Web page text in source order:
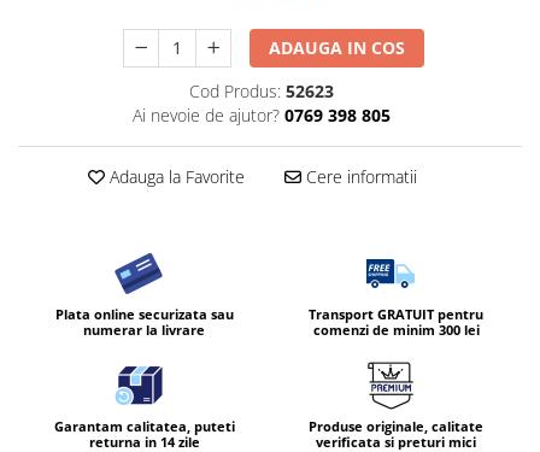
ADAUGA IN COS
Cod Produs: 52623
Ai nevoie de ajutor? 0769 398 805
Adauga la Favorite Cere informatii
Plata online securizata sau
numerar la livrare
Transport GRATUIT pentru
comenzi de minim 300 lei
Garantam calitatea, puteti
returna in 14 zile
Produse originale, calitate
verificata si preturi mici